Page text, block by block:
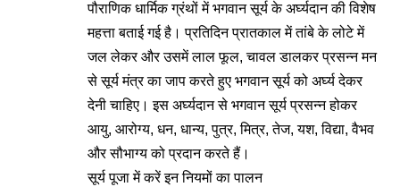
पौराणिक धार्मिक ग्रंथों में भगवान सूर्य के अर्घ्यदान की विशेष
महत्ता बताई गई है। प्रतिदिन प्रातकाल में तांबे के लोटे में
जल लेकर और उसमें लाल फूल, चावल डालकर प्रसन्न मन
से सूर्य मंत्र का जाप करते हुए भगवान सूर्य को अर्घ्य देकर
देनी चाहिए। इस अर्घ्यदान से भगवान सूर्य प्रसन्न होकर
आयु, आरोग्य, धन, धान्य, पुत्र, मित्र, तेज, यश, विद्या, वैभव
और सौभाग्य को प्रदान करते हैं।
सूर्य पूजा में करें इन नियमों का पालन